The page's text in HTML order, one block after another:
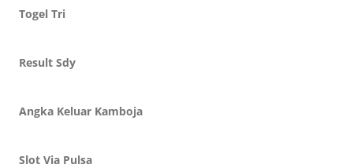
Togel Tri
Result Sdy
Angka Keluar Kamboja
Slot Via Pulsa